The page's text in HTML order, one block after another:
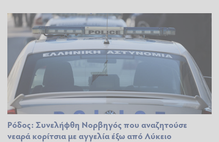
Ρόδος: Συνελήφθη Νορβηγός που αναζητούσε
νεαρά κορίτσια με αγγελία έξω από Λύκειο